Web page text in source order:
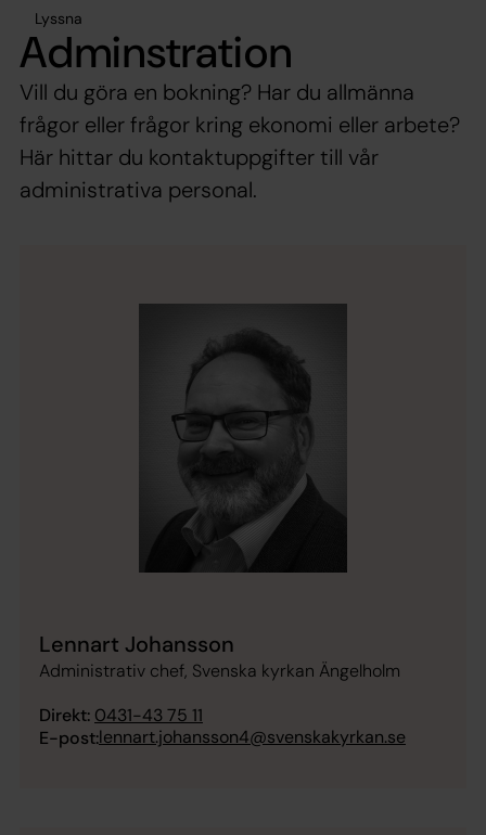
Lyssna
Adminstration
Vill du göra en bokning? Har du allmänna
frågor eller frågor kring ekonomi eller arbete?
Här hittar du kontaktuppgifter till vår
administrativa personal.
Lennart Johansson
Administrativ chef, Svenska kyrkan Ängelholm
Direkt: 0431-43 75 11
E-post:lennart.johansson4@svenskakyrkan.se